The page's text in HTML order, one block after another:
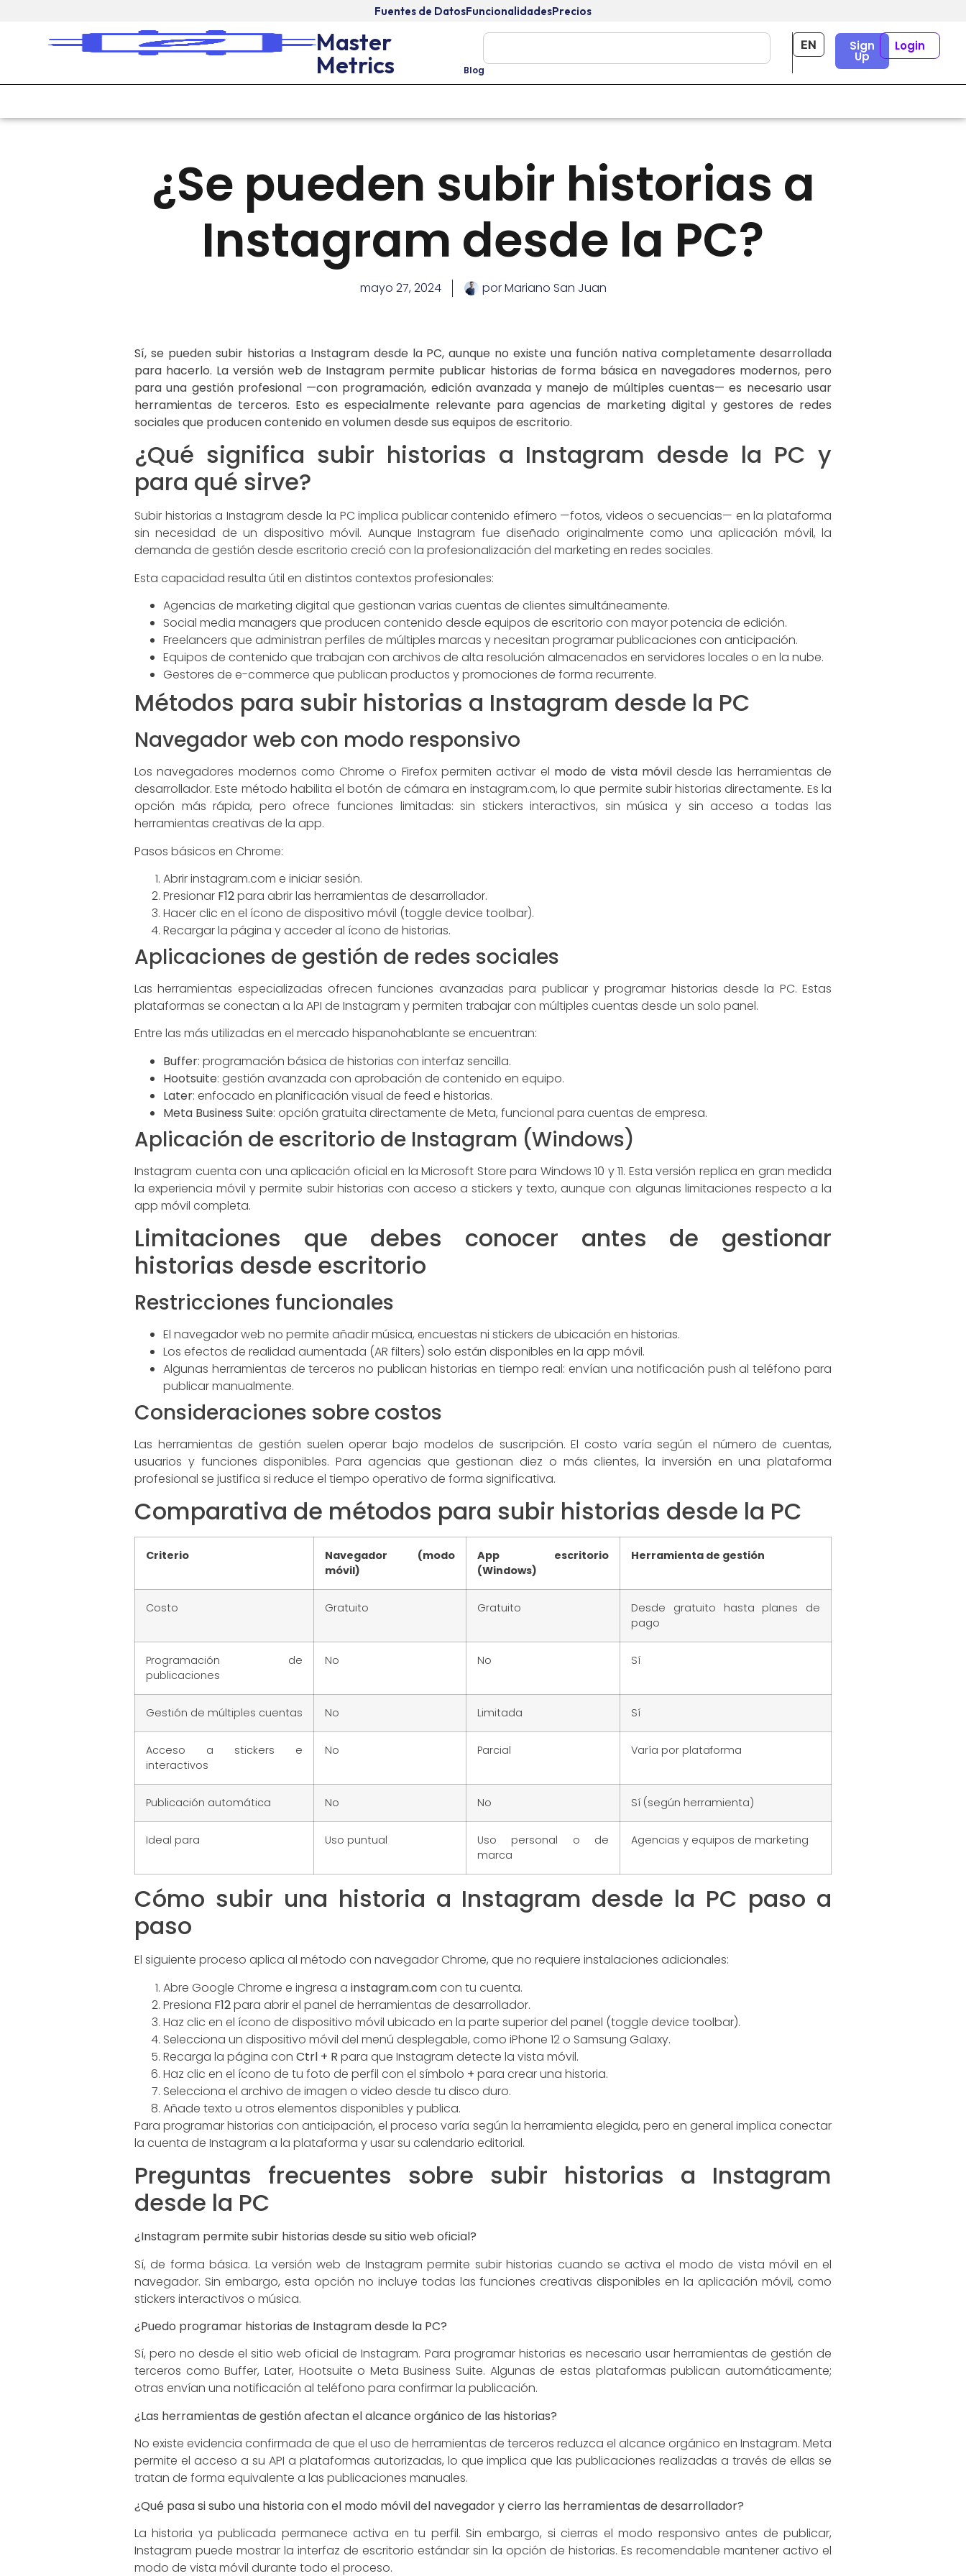
Fuentes de DatosFuncionalidadesPrecios
Master
Metrics
Blog
EN Sign
Up
Login
¿Se pueden subir historias a
Instagram desde la PC?
mayo 27, 2024 porMariano San Juan
Sí, se pueden subir historias a Instagram desde la PC, aunque no existe una función nativa completamente desarrollada
para hacerlo. La versión web de Instagram permite publicar historias de forma básica en navegadores modernos, pero
para una gestión profesional —con programación, edición avanzada y manejo de múltiples cuentas— es necesario usar
herramientas de terceros. Esto es especialmente relevante para agencias de marketing digital y gestores de redes
sociales que producen contenido en volumen desde sus equipos de escritorio.
¿Qué significa subir historias a Instagram desde la PC y
para qué sirve?
Subir historias a Instagram desde la PC implica publicar contenido efímero —fotos, videos o secuencias— en la plataforma
sin necesidad de un dispositivo móvil. Aunque Instagram fue diseñado originalmente como una aplicación móvil, la
demanda de gestión desde escritorio creció con la profesionalización del marketing en redes sociales.
Esta capacidad resulta útil en distintos contextos profesionales:
Agencias de marketing digital que gestionan varias cuentas de clientes simultáneamente.
Social media managers que producen contenido desde equipos de escritorio con mayor potencia de edición.
Freelancers que administran perfiles de múltiples marcas y necesitan programar publicaciones con anticipación.
Equipos de contenido que trabajan con archivos de alta resolución almacenados en servidores locales o en la nube.
Gestores de e-commerce que publican productos y promociones de forma recurrente.
Métodos para subir historias a Instagram desde la PC
Navegador web con modo responsivo
Los navegadores modernos como Chrome o Firefox permiten activar el modo de vista móvildesde las herramientas de
desarrollador. Este método habilita el botón de cámara en instagram.com, lo que permite subir historias directamente. Es la
opción más rápida, pero ofrece funciones limitadas: sin stickers interactivos, sin música y sin acceso a todas las
herramientas creativas de la app.
Pasos básicos en Chrome:
Abrir instagram.com e iniciar sesión.
Presionar F12para abrir las herramientas de desarrollador.
Hacer clic en el ícono de dispositivo móvil (toggle device toolbar).
Recargar la página y acceder al ícono de historias.
Aplicaciones de gestión de redes sociales
Las herramientas especializadas ofrecen funciones avanzadas para publicar y programar historias desde la PC. Estas
plataformas se conectan a la API de Instagram y permiten trabajar con múltiples cuentas desde un solo panel.
Entre las más utilizadas en el mercado hispanohablante se encuentran:
Buffer: programación básica de historias con interfaz sencilla.
Hootsuite: gestión avanzada con aprobación de contenido en equipo.
Later: enfocado en planificación visual de feed e historias.
Meta Business Suite: opción gratuita directamente de Meta, funcional para cuentas de empresa.
Aplicación de escritorio de Instagram (Windows)
Instagram cuenta con una aplicación oficial en la Microsoft Store para Windows 10 y 11. Esta versión replica en gran medida
la experiencia móvil y permite subir historias con acceso a stickers y texto, aunque con algunas limitaciones respecto a la
app móvil completa.
Limitaciones que debes conocer antes de gestionar
historias desde escritorio
Restricciones funcionales
El navegador web no permite añadir música, encuestas ni stickers de ubicación en historias.
Los efectos de realidad aumentada (AR filters) solo están disponibles en la app móvil.
Algunas herramientas de terceros no publican historias en tiempo real: envían una notificación push al teléfono para
publicar manualmente.
Consideraciones sobre costos
Las herramientas de gestión suelen operar bajo modelos de suscripción. El costo varía según el número de cuentas,
usuarios y funciones disponibles. Para agencias que gestionan diez o más clientes, la inversión en una plataforma
profesional se justifica si reduce el tiempo operativo de forma significativa.
Comparativa de métodos para subir historias desde la PC
Criterio
Navegador (modo
móvil)
App escritorio
(Windows)
Herramienta de gestión
Costo Gratuito Gratuito
Desde gratuito hasta planes de
pago
Programación de
publicaciones
No No Sí
Gestión de múltiples cuentas No Limitada Sí
Acceso a stickers e
interactivos
No Parcial Varía por plataforma
Publicación automática No No Sí (según herramienta)
Ideal para Uso puntual
Uso personal o de
marca
Agencias y equipos de marketing
Cómo subir una historia a Instagram desde la PC paso a
paso
El siguiente proceso aplica al método con navegador Chrome, que no requiere instalaciones adicionales:
Abre Google Chrome e ingresa a instagram.comcon tu cuenta.
Presiona F12para abrir el panel de herramientas de desarrollador.
Haz clic en el ícono de dispositivo móvil ubicado en la parte superior del panel (toggle device toolbar).
Selecciona un dispositivo móvil del menú desplegable, como iPhone 12 o Samsung Galaxy.
Recarga la página con Ctrl + R para que Instagram detecte la vista móvil.
Haz clic en el ícono de tu foto de perfil con el símbolo + para crear una historia.
Selecciona el archivo de imagen o video desde tu disco duro.
Añade texto u otros elementos disponibles y publica.
Para programar historias con anticipación, el proceso varía según la herramienta elegida, pero en general implica conectar
la cuenta de Instagram a la plataforma y usar su calendario editorial.
Preguntas frecuentes sobre subir historias a Instagram
desde la PC
¿Instagram permite subir historias desde su sitio web oficial?
Sí, de forma básica. La versión web de Instagram permite subir historias cuando se activa el modo de vista móvil en el
navegador. Sin embargo, esta opción no incluye todas las funciones creativas disponibles en la aplicación móvil, como
stickers interactivos o música.
¿Puedo programar historias de Instagram desde la PC?
Sí, pero no desde el sitio web oficial de Instagram. Para programar historias es necesario usar herramientas de gestión de
terceros como Buffer, Later, Hootsuite o Meta Business Suite. Algunas de estas plataformas publican automáticamente;
otras envían una notificación al teléfono para confirmar la publicación.
¿Las herramientas de gestión afectan el alcance orgánico de las historias?
No existe evidencia confirmada de que el uso de herramientas de terceros reduzca el alcance orgánico en Instagram. Meta
permite el acceso a su API a plataformas autorizadas, lo que implica que las publicaciones realizadas a través de ellas se
tratan de forma equivalente a las publicaciones manuales.
¿Qué pasa si subo una historia con el modo móvil del navegador y cierro las herramientas de desarrollador?
La historia ya publicada permanece activa en tu perfil. Sin embargo, si cierras el modo responsivo antes de publicar,
Instagram puede mostrar la interfaz de escritorio estándar sin la opción de historias. Es recomendable mantener activo el
modo de vista móvil durante todo el proceso.